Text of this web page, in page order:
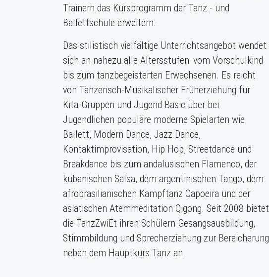
Trainern das Kursprogramm der Tanz - und
Ballettschule erweitern.
Das stilistisch vielfältige Unterrichtsangebot wendet
sich an nahezu alle Altersstufen: vom Vorschulkind
bis zum tanzbegeisterten Erwachsenen. Es reicht
von Tänzerisch-Musikalischer Früherziehung für
Kita-Gruppen und Jugend Basic über bei
Jugendlichen populäre moderne Spielarten wie
Ballett, Modern Dance, Jazz Dance,
Kontaktimprovisation, Hip Hop, Streetdance und
Breakdance bis zum andalusischen Flamenco, der
kubanischen Salsa, dem argentinischen Tango, dem
afrobrasilianischen Kampftanz Capoeira und der
asiatischen Atemmeditation Qigong. Seit 2008 bietet
die TanzZwiEt ihren Schülern Gesangsausbildung,
Stimmbildung und Sprecherziehung zur Bereicherung
neben dem Hauptkurs Tanz an.